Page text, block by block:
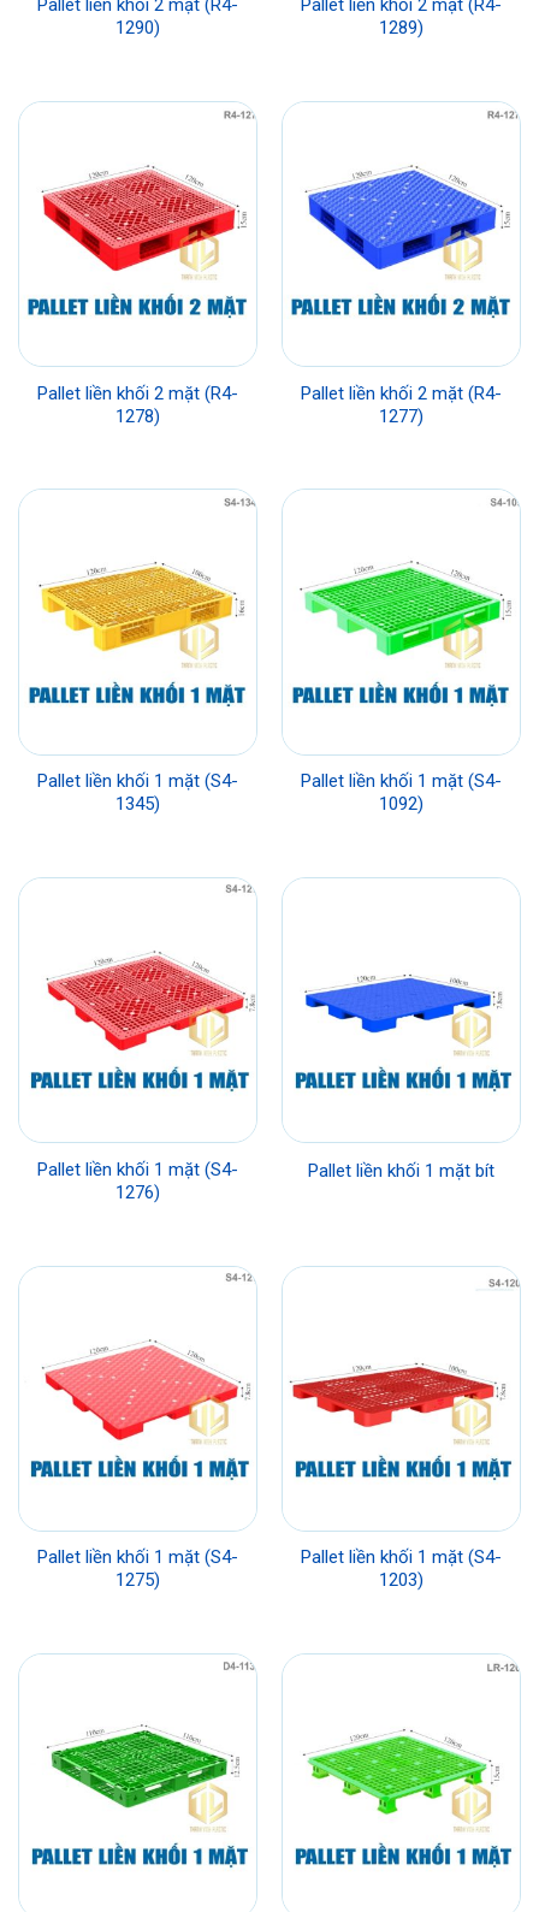
Pallet liền khối 2 mặt (R4-
1290)
Pallet liền khối 2 mặt (R4-
1289)
Pallet liền khối 2 mặt (R4-
1278)
Pallet liền khối 2 mặt (R4-
1277)
Pallet liền khối 1 mặt (S4-
1345)
Pallet liền khối 1 mặt (S4-
1092)
Pallet liền khối 1 mặt (S4-
1276)
Pallet liền khối 1 mặt bít
Pallet liền khối 1 mặt (S4-
1275)
Pallet liền khối 1 mặt (S4-
1203)